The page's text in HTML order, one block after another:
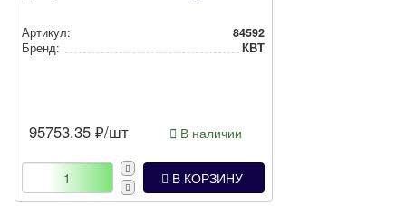
Артикул:
84592
Бренд:
КВТ
95753.35 ₽/шт В наличии
В КОРЗИНУ